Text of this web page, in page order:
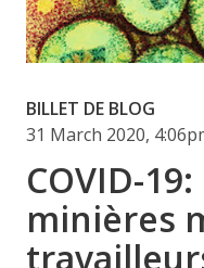
BILLET DE BLOG
31 March 2020,
COVID-
minières